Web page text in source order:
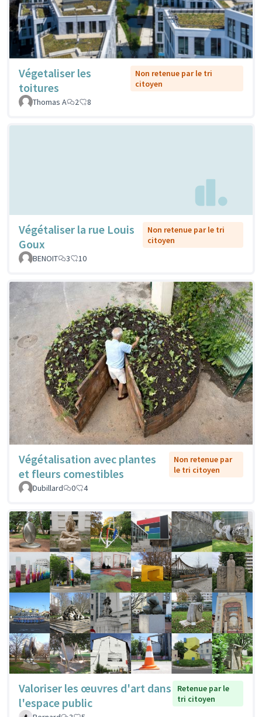
Végetaliser les
toitures
Non retenue par le tri
citoyen
Thomas A
2 8
Végétaliser la rue Louis
Goux
Non retenue par le tri
citoyen
BENOIT
3 10
Végétalisation avec plantes
et fleurs comestibles
Non retenue par
le tri citoyen
Dubillard
0 4
Valoriser les œuvres d'art dans
l'espace public
Retenue par le
tri citoyen